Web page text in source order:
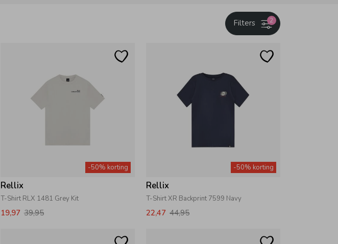
2
Filters
-50% korting
Rellix
T-Shirt RLX 1481 Grey Kit
19,97 39,95
-50% korting
Rellix
T-Shirt XR Backprint 7599 Navy
22,47 44,95